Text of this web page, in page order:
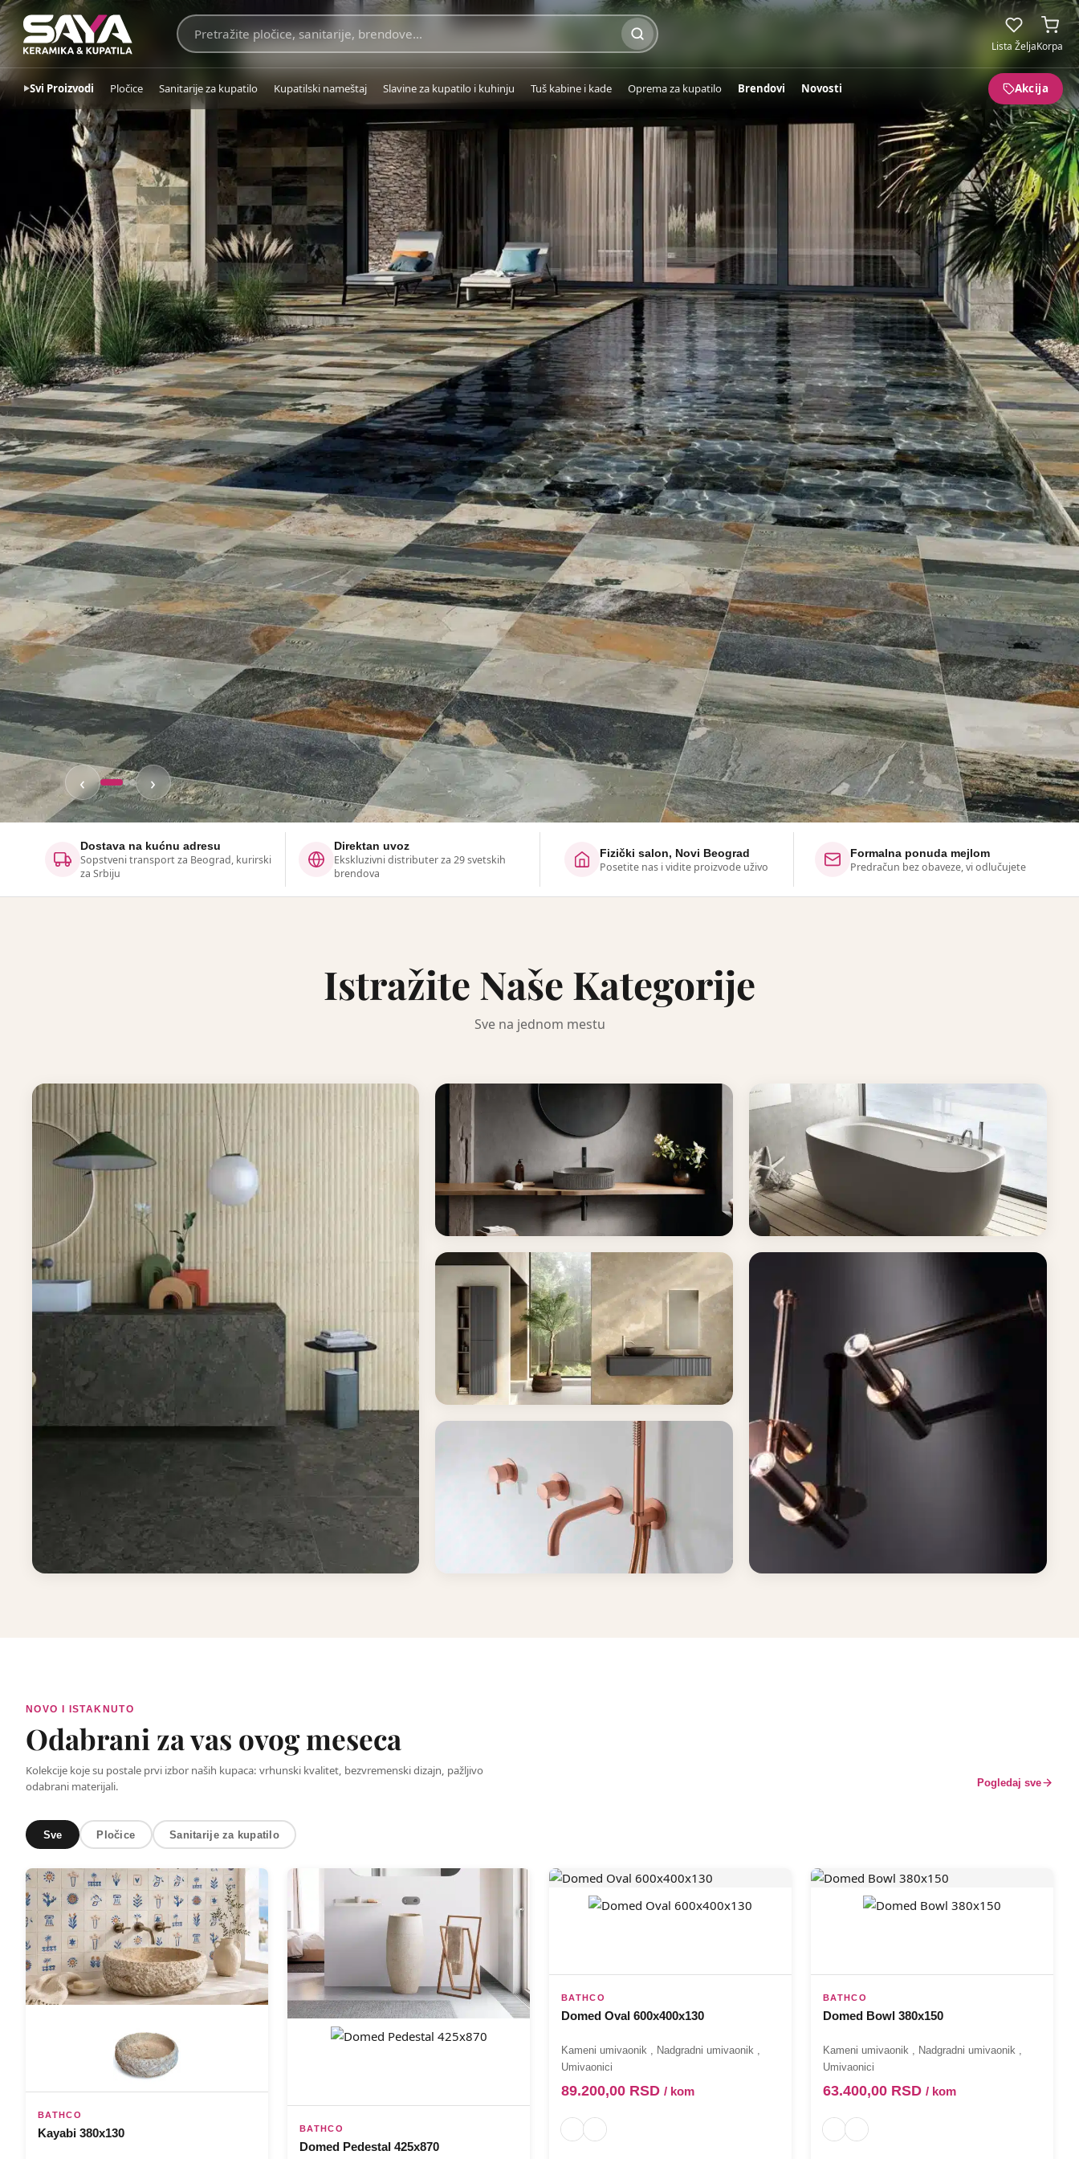
Lista ŽeljaKorpa
Svi Proizvodi Pločice Sanitarije za kupatilo Kupatilski nameštaj Slavine za kupatilo i kuhinju Tuš kabine i kade Oprema za kupatilo Brendovi Novosti Akcija
Saya Group
Prostor koji govori o
Vama
Ekskluzivni španski i italijanski brendovi - od klasičnog
mediterana do savremenog minimalizma.
Istražite kolekcije →
‹ ›
Dostava na kućnu adresu
Sopstveni transport za Beograd, kurirski
za Srbiju
Direktan uvoz
Ekskluzivni distributer za 29 svetskih
brendova
Fizički salon, Novi Beograd
Posetite nas i vidite proizvode uživo
Formalna ponuda mejlom
Predračun bez obaveze, vi odlučujete
Istražite Naše Kategorije
Sve na jednom mestu
Sanitarije za kupatilo
NOVO I ISTAKNUTO
Odabrani za vas ovog meseca
Kolekcije koje su postale prvi izbor naših kupaca: vrhunski kvalitet, bezvremenski dizajn, pažljivo
odabrani materijali.
Pogledaj sve
Sve Pločice Sanitarije za kupatilo
BATHCO
Kayabi 380x130 BATHCO
Domed Pedestal 425x870
BATHCO
Domed Oval 600x400x130
Kameni umivaonik Nadgradni umivaonik
Umivaonici
89.200,00 RSD / kom
BATHCO
Domed Bowl 380x150
Kameni umivaonik Nadgradni umivaonik
Umivaonici
63.400,00 RSD / kom